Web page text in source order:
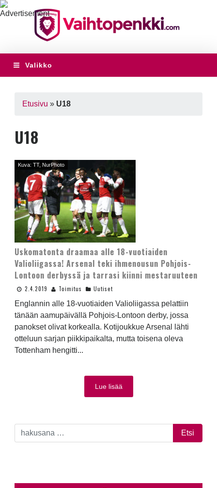
Valikko
Etusivu » U18
U18
Kuva: TT, NurPhoto
Uskomatonta draamaa alle 18-vuotiaiden
Valioliigassa! Arsenal teki ihmenousun Pohjois-
Lontoon derbyssä ja tarrasi kiinni mestaruuteen
2.4.2019 Toimitus Uutiset
Englannin alle 18-vuotiaiden Valioliigassa pelattiin
tänään aamupäivällä Pohjois-Lontoon derby, jossa
panokset olivat korkealla. Kotijoukkue Arsenal lähti
otteluun sarjan piikkipaikalta, mutta toisena oleva
Tottenham hengitti...
Lue lisää